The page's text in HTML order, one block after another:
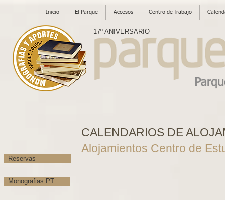
Inicio El Parque Accesos Centro de Trabajo
17º ANIVERSARIO
Reservas
Monografias PT
Alojamientos Centro de
CALENDARIOS DE